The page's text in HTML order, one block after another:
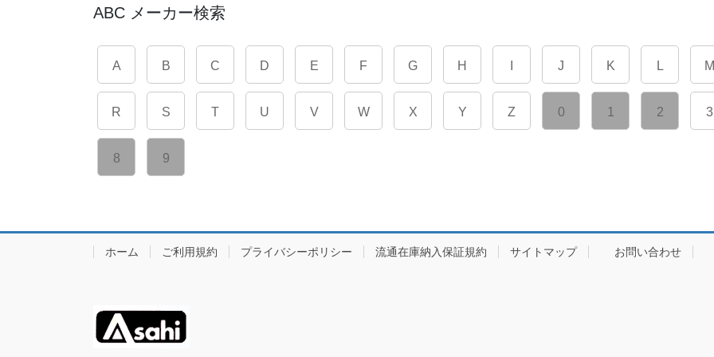
ABC メーカー検索
A B C D E F G H J K L M
R S T U V W X Y Z 0 1 2 3
8 9
ホーム ご利用規約 プライバシーポリシー 流通在庫納入保証規約 サイトマップ お問い合わせ